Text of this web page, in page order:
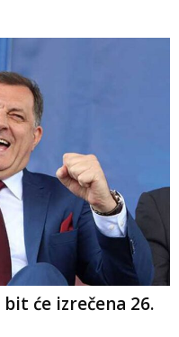
će izrečena 26.